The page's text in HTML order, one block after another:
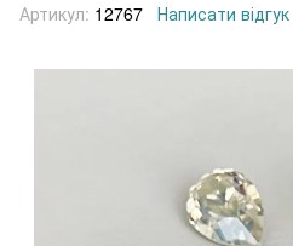
Артикул: 12767 Написати відгук